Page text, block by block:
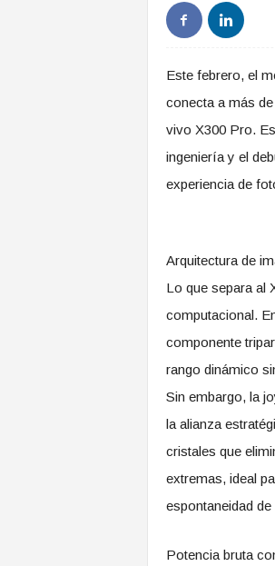
​Este febrero, el
conecta a más
vivo X300 Pro.
ingeniería y el
experiencia de
​Arquitectura de
​Lo que separa al
computacional.
componente
rango dinámico
​Sin embargo, la
la alianza
cristales que
extremas, ideal
espontaneidad
​Potencia bruta